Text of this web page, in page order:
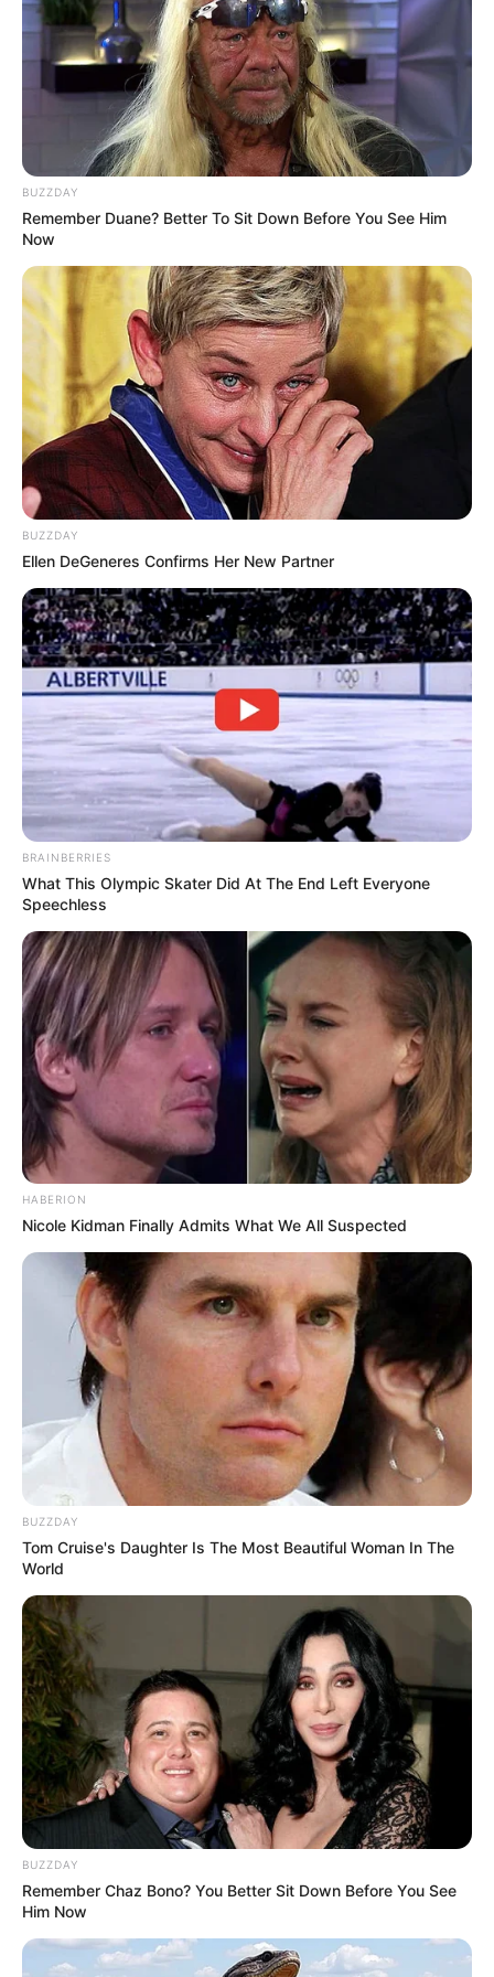
Serem! 9 Chat Ojek Online &
Pelanggan Ini Bikin Auto
Bikin Ngakak, 10 Potret
Cosplay Murah Pakai Bahan
Seadanya
Anti Mainstream, 10 Cara
Membawa Barang Belanjaan
Versi Warga Thailand
Langka Banget! 10 Pose Lucu
Katak yang Bikin Ketawa
Gemes
Ambyar! 10 Kalimat Baper
Pakai Bahasa Jawa Ini Bikin
Galau Abis
BUZZDAY
Remember Duane? Better To Sit Down Before You See Him
Now
BUZZDAY
Ellen DeGeneres Confirms Her New Partner
BRAINBERRIES
What This Olympic Skater Did At The End Left Everyone
Speechless
HABERION
Nicole Kidman Finally Admits What We All Suspected
BUZZDAY
Tom Cruise's Daughter Is The Most Beautiful Woman In The
World
BUZZDAY
Remember Chaz Bono? You Better Sit Down Before You See
Him Now